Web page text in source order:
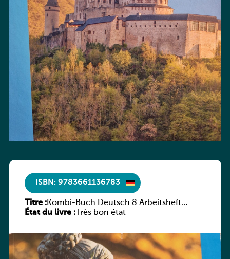
ISBN: 9783661136783
Titre :Kombi-Buch Deutsch 8 Arbeitsheft
(Neue Ausgabe Luxemburg)
État du livre :Très bon état